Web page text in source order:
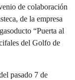
de colaboración
de la empresa
“Puerta al
del Golfo de
pasado 7 de